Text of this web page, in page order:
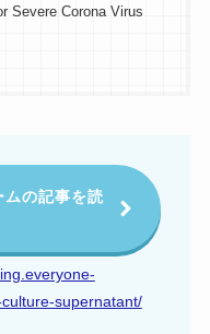
Severe Corona Virus
の記事を読
supernatant/